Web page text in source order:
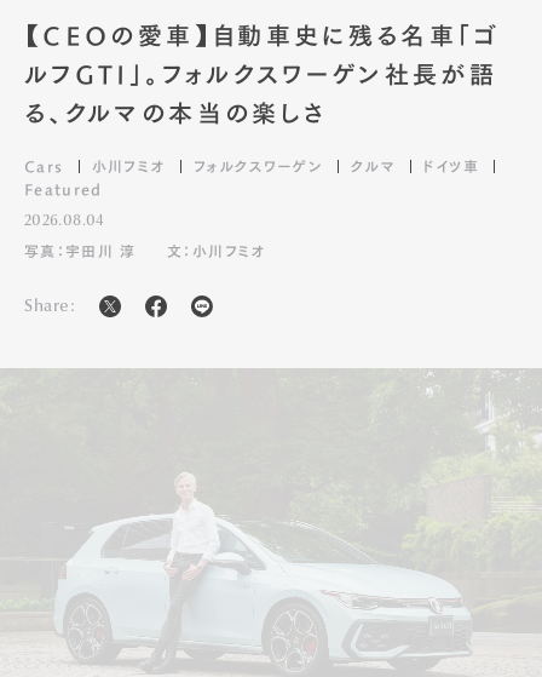
【CEOの愛車】自動車史に残る名車「ゴ
ルフGTI」。フォルクスワーゲン社長が語
る、クルマの本当の楽しさ
2026.08.04
Share: